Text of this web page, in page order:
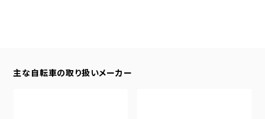
主な自転車の取り扱いメーカー